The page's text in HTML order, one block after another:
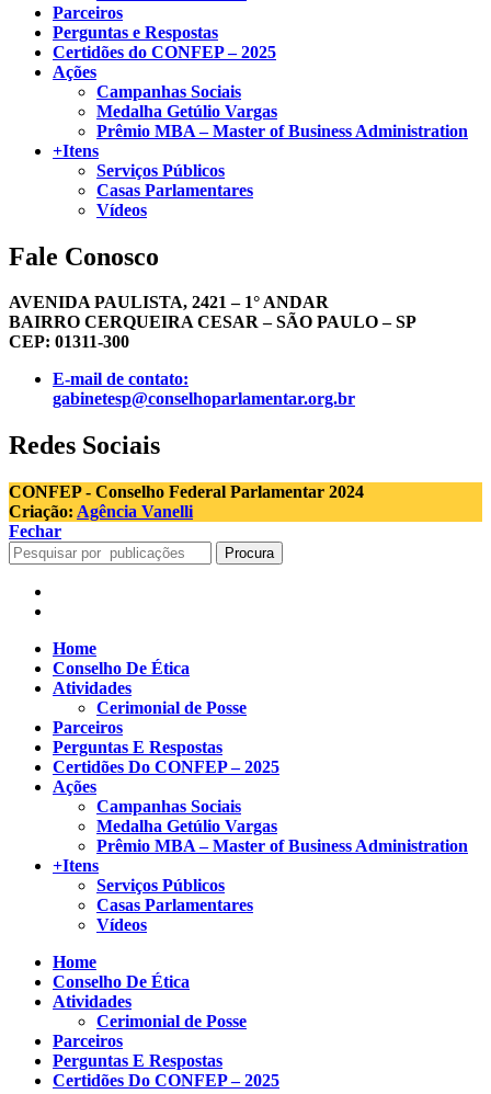
Parceiros
Perguntas e Respostas
Certidões do CONFEP – 2025
Ações
Campanhas Sociais
Medalha Getúlio Vargas
Prêmio MBA – Master of Business Administration
+Itens
Serviços Públicos
Casas Parlamentares
Vídeos
Fale Conosco
AVENIDA PAULISTA, 2421 – 1° ANDAR
BAIRRO CERQUEIRA CESAR – SÃO PAULO – SP
CEP: 01311-300
E-mail de contato:
gabinetesp@conselhoparlamentar.org.br
Redes Sociais
CONFEP - Conselho Federal Parlamentar 2024
Criação: Agência Vanelli
Fechar
Procura
Home
Conselho De Ética
Atividades
Cerimonial de Posse
Parceiros
Perguntas E Respostas
Certidões Do CONFEP – 2025
Ações
Campanhas Sociais
Medalha Getúlio Vargas
Prêmio MBA – Master of Business Administration
+Itens
Serviços Públicos
Casas Parlamentares
Vídeos
Home
Conselho De Ética
Atividades
Cerimonial de Posse
Parceiros
Perguntas E Respostas
Certidões Do CONFEP – 2025